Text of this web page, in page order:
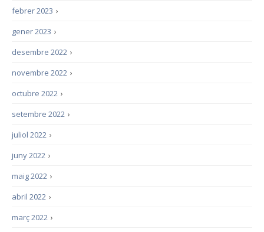
›
febrer 2023
›
gener 2023
›
desembre 2022
›
novembre 2022
›
octubre 2022
›
setembre 2022
›
juliol 2022
›
juny 2022
›
maig 2022
›
abril 2022
›
març 2022